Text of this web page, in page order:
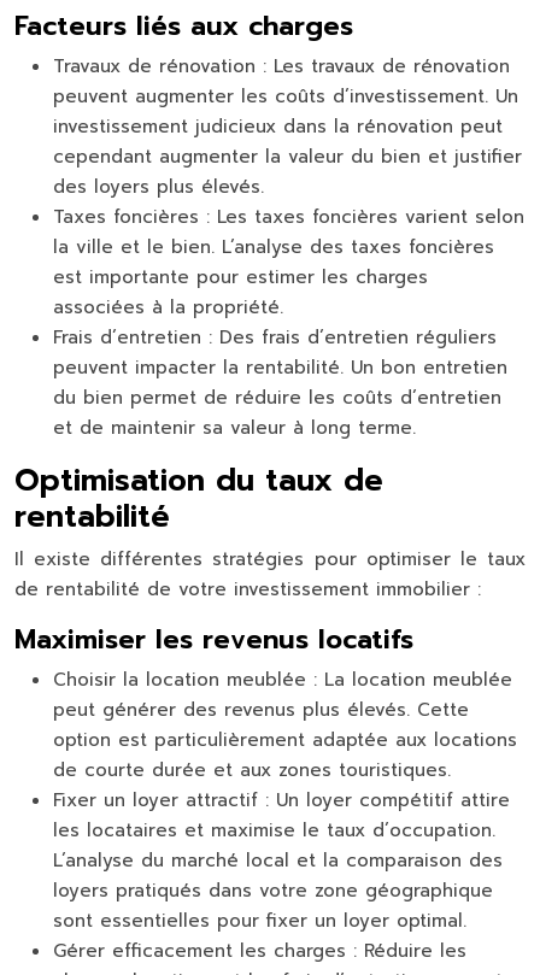
Facteurs liés aux charges
Travaux de rénovation : Les travaux de rénovation
peuvent augmenter les coûts d’investissement. Un
investissement judicieux dans la rénovation peut
cependant augmenter la valeur du bien et justifier
des loyers plus élevés.
Taxes foncières : Les taxes foncières varient selon
la ville et le bien. L’analyse des taxes foncières
est importante pour estimer les charges
associées à la propriété.
Frais d’entretien : Des frais d’entretien réguliers
peuvent impacter la rentabilité. Un bon entretien
du bien permet de réduire les coûts d’entretien
et de maintenir sa valeur à long terme.
Optimisation du taux de
rentabilité
Il existe différentes stratégies pour optimiser le taux
de rentabilité de votre investissement immobilier :
Maximiser les revenus locatifs
Choisir la location meublée : La location meublée
peut générer des revenus plus élevés. Cette
option est particulièrement adaptée aux locations
de courte durée et aux zones touristiques.
Fixer un loyer attractif : Un loyer compétitif attire
les locataires et maximise le taux d’occupation.
L’analyse du marché local et la comparaison des
loyers pratiqués dans votre zone géographique
sont essentielles pour fixer un loyer optimal.
Gérer efficacement les charges : Réduire les